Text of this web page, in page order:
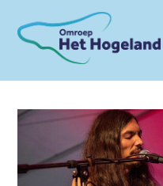
content